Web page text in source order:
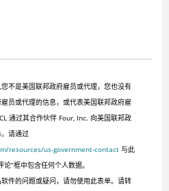
不是美国联邦政府雇员或代理，您也没有
员或代理的信息，或代表美国联邦政府雇
通过其合作伙伴 Four, Inc. 向美国联邦政
请通过
resources/us-government-contact与此
”框中包含任何个人数据。
件的问题或疑问，请勿使用此表单。请转